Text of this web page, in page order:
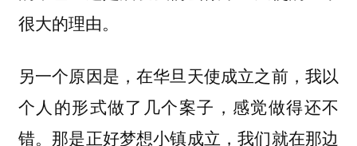
很大的理由。
另一个原因是，在华旦天使成立之前，我以
个人的形式做了几个案子，感觉做得还不
错。那是正好梦想小镇成立，我们就在那边